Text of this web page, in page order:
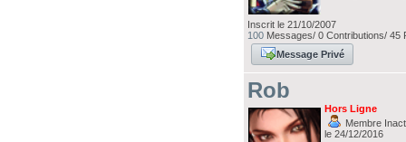
Inscrit le 21/10/2007
100 Messages/ 0 Contributions/ 45
Message Privé
Rob
Hors Ligne
Membre
le 24/12/2016